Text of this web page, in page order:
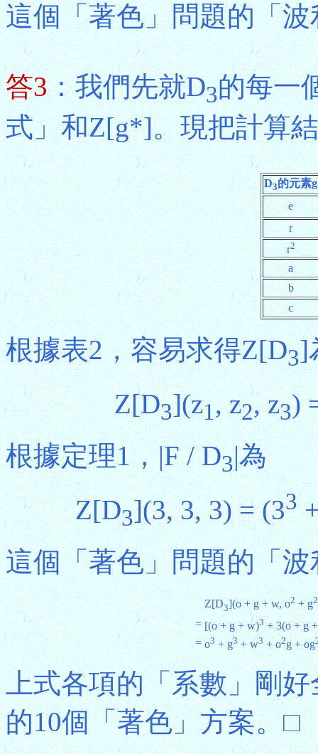
這個「著色」問題的「
答3：我們先就D3的每一
式」和Z[g*]。現把計算
D3的元素g
e
r
r2
a
b
c
根據表2，容易求得Z[D3]
Z[D3](z1, z2, z3)
根據定理1，|F / D3|為
Z[D3](3, 3, 3) = (33
這個「著色」問題的「
Z[D3](o + g + w, o2+ g2
= [(o + g + w)3+ 3(o + g
= o3+ g3+ w3+ o2g + og
上式各項的「系數」剛
的10個「著色」方案。□